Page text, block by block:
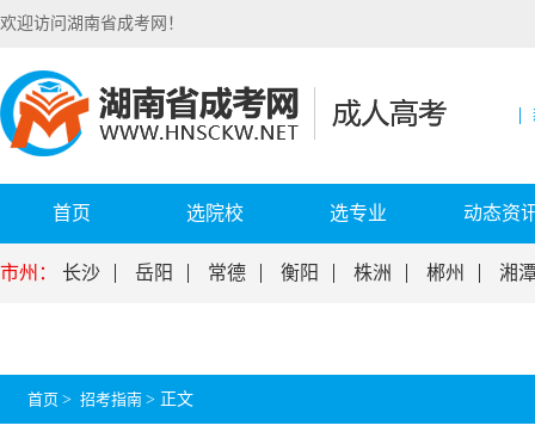
欢迎访问湖南省成考网！
首页 选院校 选专业 动态资
市州： 长沙 岳阳 常德 衡阳 株洲 郴州 湘
首页 > 招考指南 > 正文